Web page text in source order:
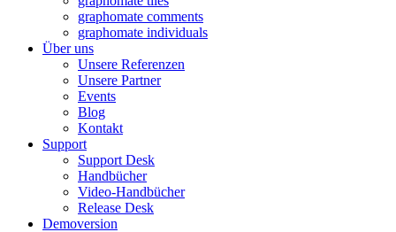
graphomate comments
graphomate individuals
Über uns
Unsere Referenzen
Unsere Partner
Events
Blog
Kontakt
Support
Support Desk
Handbücher
Video-Handbücher
Release Desk
Demoversion